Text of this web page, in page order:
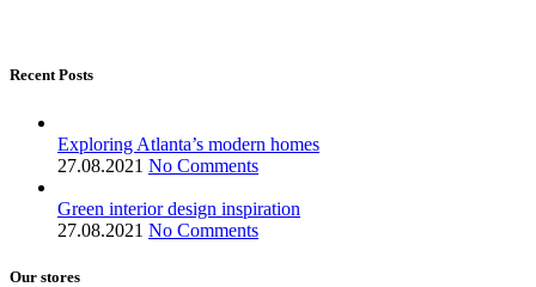
Recent Posts
Exploring Atlanta’s modern homes
27.08.2021 No Comments
Green interior design inspiration
27.08.2021 No Comments
Our stores